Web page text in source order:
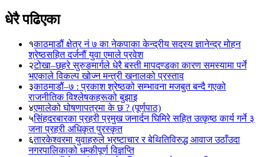
धेरै पढिएका
१काठमाडौं क्षेत्र नं ७ का नेकपाका केन्द्रीय सदस्य ज्ञानेन्द्र मोहन
श्रेष्ठसहित दर्जनौं युवा एमाले प्रवेश
२टोखा–छहरे सुरुङमार्गले धेरै बस्ती मापदण्डका कारण समस्यामा पर्ने
भएकाले विकल्प खोज्न मन्त्री खनालको प्रस्ताव
३काठमाडौं–७ : प्रकाश श्रेष्ठको सम्भावना मजबुत बन्दै गएको
राजनीतिक विश्लेषकहरूको बुझाइ
४एमालेको घोषणापत्रमा के छ ? (पूर्णपाठ)
५सिंहदरबारका प्रहरी प्रमुख जनार्दन घिमिरे सहित उत्कृष्ठ कार्य गर्ने ३
जना प्रहरी अधिकृत पुरस्कृत
६तारकेश्वरमा युवाहरुले भ्रष्टाचार र बेथितिविरुद्ध आवाज उठाँउदा
नगरपालिकाको धम्कीपूर्ण विज्ञप्ति